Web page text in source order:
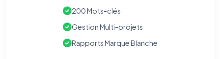
200 Mots-clés
Gestion Multi-projets
Rapports Marque Blanche